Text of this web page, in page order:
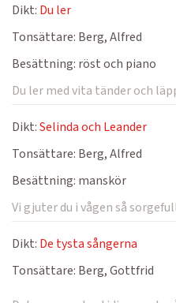
Dikt: Du ler
Tonsättare: Berg, Alfred
Besättning: röst och piano
Du ler med vita tänder och
Dikt:Selinda och Leander
Tonsättare: Berg, Alfred
Besättning: manskör
Vi gjuter du i vågen så
Dikt: De tysta sångerna
Tonsättare: Berg, Gottfrid